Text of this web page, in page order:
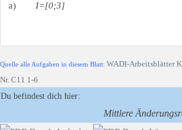
a)
I=[0;3]
Quelle alle Aufgaben in diesem Blatt: WADI-Arbeitsblätter
Nr. C11 1-6
Du befindest dich hier:
Mittlere